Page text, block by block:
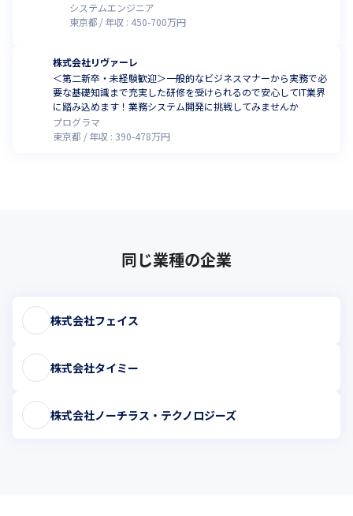
システムエンジニア
東京都
年収 : 450-700万円
株式会社リヴァーレ
＜第二新卒・未経験歓迎＞一般的なビジネスマナーから実務で必
要な基礎知識まで充実した研修を受けられるので安心してIT業界
に踏み込めます！業務システム開発に挑戦してみませんか
プログラマ
東京都
年収 : 390-478万円
同じ業種の企業
株式会社フェイス
株式会社タイミー
株式会社ノーチラス・テクノロジーズ